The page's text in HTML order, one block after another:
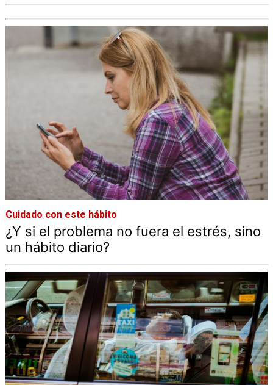
Cuidado con este hábito
¿Y si el problema no fuera el estrés, sino
un hábito diario?